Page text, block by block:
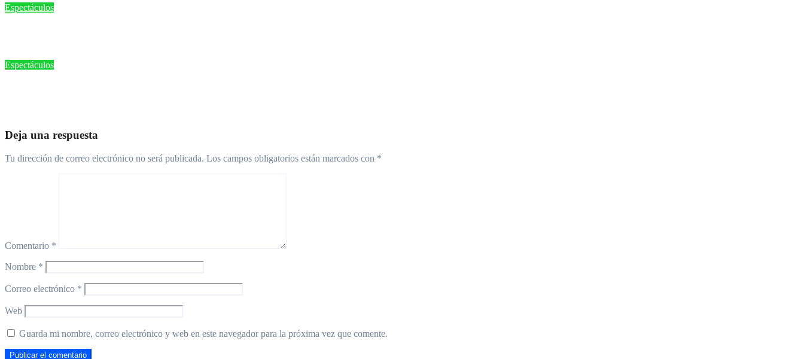
Espectáculos
Espectáculos
Deja una respuesta
Tu dirección de correo electrónico no será publicada. Los campos obligatorios están marcados con *
Comentario *
Nombre *
Correo electrónico *
Web
Guarda mi nombre, correo electrónico y web en este navegador para la próxima vez que comente.